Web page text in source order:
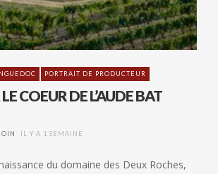
PORTRAIT DE PRODUCTEUR
COEUR DE L’AUDE BAT
IL Y A 1 SEMAINE
du domaine des Deux Roches,